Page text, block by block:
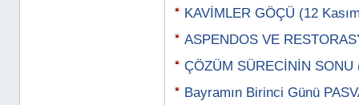
KAVİMLER GÖÇÜ (12
ASPENDOS VE
ÇÖZÜM SÜRECİNİN SONU
Bayramın Birinci Günü